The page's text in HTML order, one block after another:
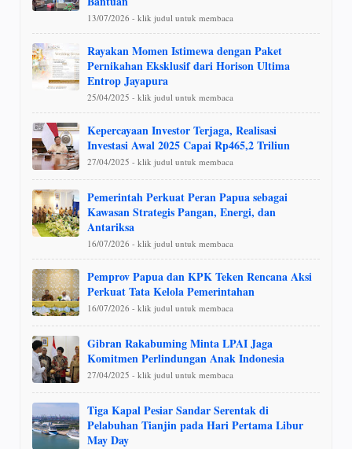
13/07/2026 - klik judul untuk membaca
Rayakan Momen Istimewa dengan Paket
Pernikahan Eksklusif dari Horison Ultima
Entrop Jayapura
25/04/2025 - klik judul untuk membaca
Kepercayaan Investor Terjaga, Realisasi
Investasi Awal 2025 Capai Rp465,2 Triliun
27/04/2025 - klik judul untuk membaca
Pemerintah Perkuat Peran Papua sebagai
Kawasan Strategis Pangan, Energi, dan
Antariksa
16/07/2026 - klik judul untuk membaca
Pemprov Papua dan KPK Teken Rencana Aksi
Perkuat Tata Kelola Pemerintahan
16/07/2026 - klik judul untuk membaca
Gibran Rakabuming Minta LPAI Jaga
Komitmen Perlindungan Anak Indonesia
27/04/2025 - klik judul untuk membaca
Tiga Kapal Pesiar Sandar Serentak di
Pelabuhan Tianjin pada Hari Pertama Libur
May Day